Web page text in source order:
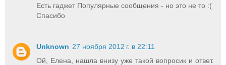
Есть гаджет Популярные сообщения - но это не то :(
Спасибо
Unknown 27 ноября 2012 г. в 22:11
Ой, Елена, нашла внизу уже такой вопросик и ответ.